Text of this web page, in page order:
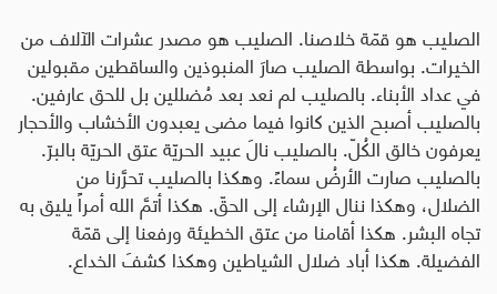
الصليب هو قمّة خلاصنا. الصليب هو مصدر عشرات الآلاف من
الخيرات. بواسطة الصليب صارَ المنبوذين والساقطين مقبولين
في عداد الأبناء. بالصليب لم نعد بعد مُضللين بل للحق عارفين.
بالصليب أصبح الذين كانوا فيما مضى يعبدون الأخشاب والأحجار
يعرفون خالق الكُلّ. بالصليب نالَ عبيد الحريّة عتق الحريّة بالبرّ.
بالصليب صارت الأرضُ سماءً. وهكذا بالصليب تحرَّرنا من
الضلال، وهكذا ننال الإرشاء إلى الحقّ. هكذا أتمَّ الله أمراً يليق به
تجاه البشر. هكذا أقامنا من عتق الخطيئة ورفعنا إلى قمّة
الفضيلة. هكذا أباد ضلال الشياطين وهكذا كشفَ الخداع.